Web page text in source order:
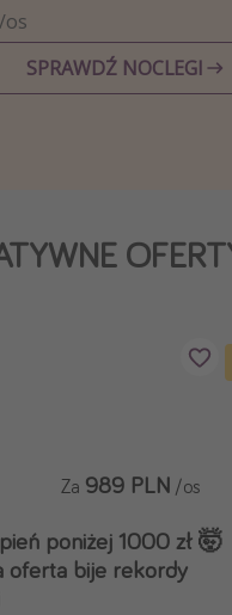
podróżnicze
/os
SPRAWDŹ NOCLEGI
poniżej 1000 zł 🤯
oferta bije rekordy
Za 989 PLN /os